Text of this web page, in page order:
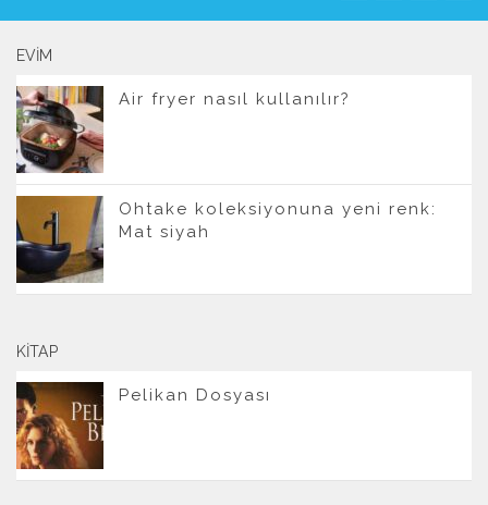
EVIM
Air fryer nasıl kullanılır?
Ohtake koleksiyonuna yeni renk:
Mat siyah
KITAP
Pelikan Dosyası